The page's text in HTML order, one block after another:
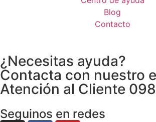
Blog
Contacto
¿Necesitas ayuda?
Contacta con nuestro
Atención al Cliente
Seguinos en redes